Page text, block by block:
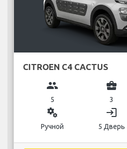
CITROEN C4 CACTUS
group
5
business_center
3
miscellaneous_services
Ручной
login
5 Дверь